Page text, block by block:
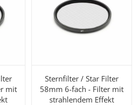
mit
Sternfilter / Star Filter
58mm 6-fach - Filter mit
strahlendem Effekt